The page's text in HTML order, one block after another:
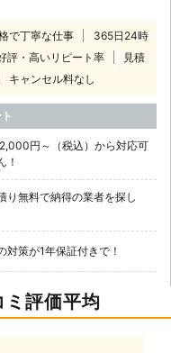
で丁寧な仕事
365日24時
評・高いリピート率
見積
キャンセル料なし
円～（税込）から対応可
！
り無料で納得の業者を探し
策が1年保証付きで！
評価平均